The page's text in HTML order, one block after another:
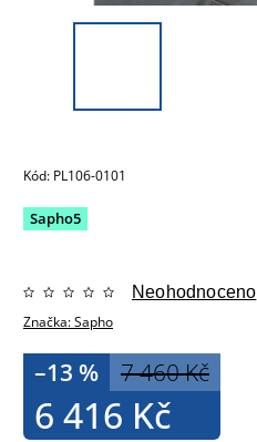
Kód: PL106-0101
Sapho5
Značka:Sapho
Neohodnoceno
7 460 Kč
–13 %
6 416 Kč